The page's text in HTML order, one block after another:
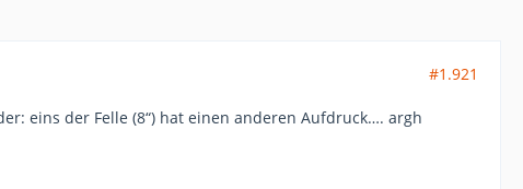
#1.921
eins der Felle (8“) hat einen anderen Aufdruck…. argh